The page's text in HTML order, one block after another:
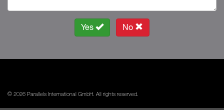
Yes No
© 2026 Parallels International GmbH. All rights reserved.